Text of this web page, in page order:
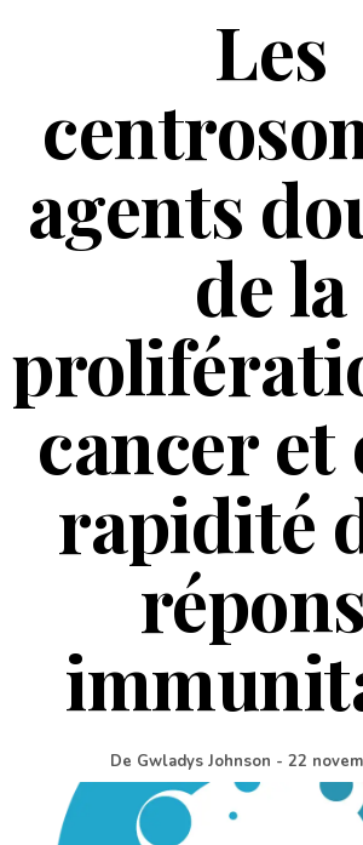
Les
agents
de la
cancer et
rapidité
De Gwladys Johnson - 22